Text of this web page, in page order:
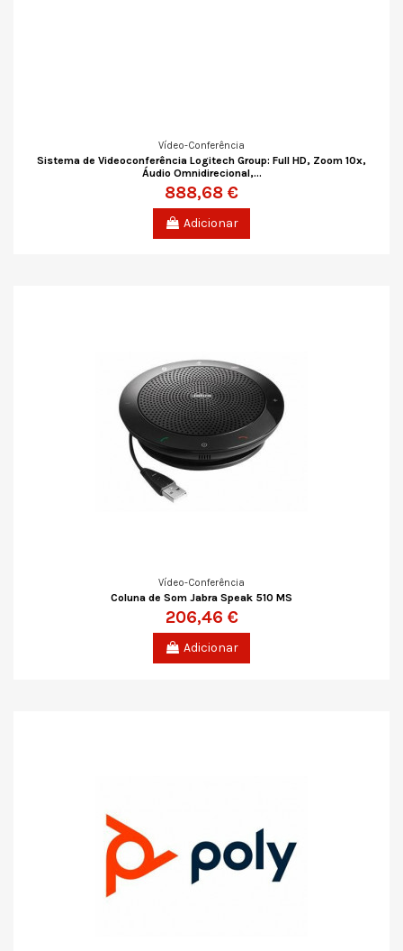
Vídeo-Conferência
Sistema de Videoconferência Logitech Group: Full HD, Zoom 10x,
Áudio Omnidirecional,...
888,68 €
Adicionar
Vídeo-Conferência
Coluna de Som Jabra Speak 510 MS
206,46 €
Adicionar